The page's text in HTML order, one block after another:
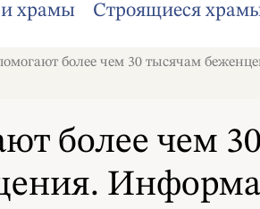
храмы Строящиеся
более чем 30 тысячам
более чем